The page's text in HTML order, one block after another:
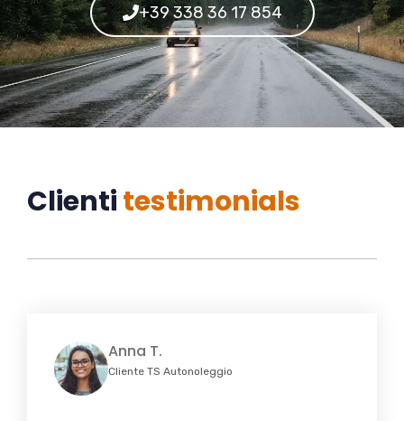
+39 338 36 17 854
Clientitestimonials
Anna T.
Cliente TS Autonoleggio